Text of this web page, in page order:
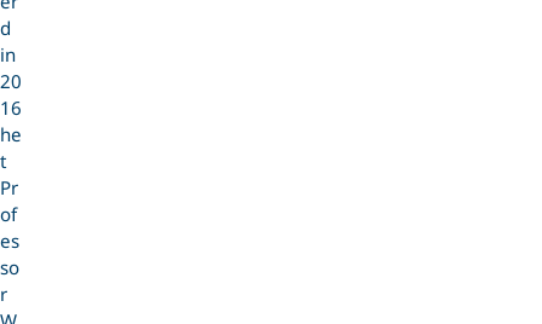
d
in
20
16
he
t
Pr
of
es
so
r